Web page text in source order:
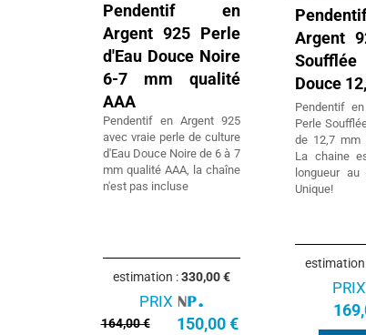
Pendentif en
Argent 925 Perle
d'Eau Douce Noire
6-7 mm qualité
AAA
Pendentif en Argent 925
avec vraie perle de culture
d'Eau Douce Noire de 6 à 7
mm qualité AAA, la chaîne
n'est pas incluse
estimation :330,00 €
PRIX
164,00 € 150,00 €
Argent
Douce
Pendentif
Perle
de 12,7 mm
La chaine
longueur
Unique!
PRIX